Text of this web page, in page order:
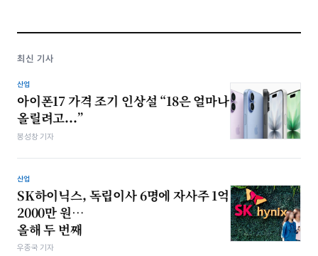
최신 기사
산업
아이폰17 가격 조기 인상설 “18은 얼마나
올릴려고...”
봉성창 기자
산업
SK하이닉스, 독립이사 6명에 자사주 1억
2000만 원…
올해 두 번째
우종국 기자